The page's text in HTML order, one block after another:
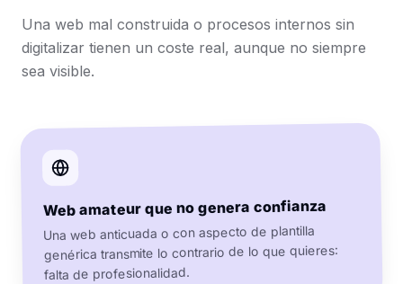
Una web mal construida o procesos internos sin
digitalizar tienen un coste real, aunque no siempre
sea visible.
Web amateur que no genera confianza
Una web anticuada o con aspecto de plantilla
genérica transmite lo contrario de lo que quieres:
falta de profesionalidad.